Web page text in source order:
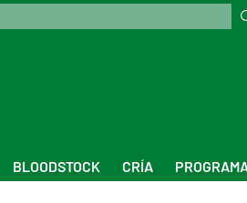
BLOODSTOCK CRÍA